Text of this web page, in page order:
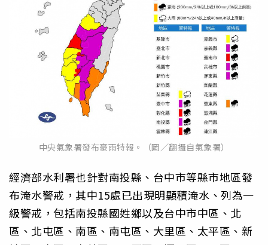
中央氣象署發布豪雨特報。（圖／翻攝自氣象署）
經濟部水利署也針對南投縣、台中市等縣市地區發
布淹水警戒，其中15處已出現明顯積淹水、列為一
級警戒，包括南投縣國姓鄉以及台中市中區、北
區、北屯區、南區、南屯區、大里區、太平區、新